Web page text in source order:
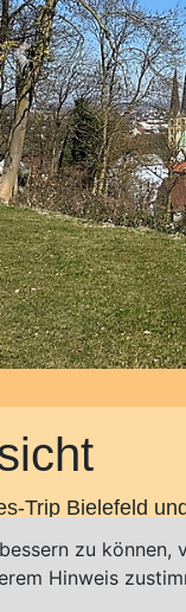
Vorheriges
Trip Bielefeld
Areal an der
zu
Hinweis